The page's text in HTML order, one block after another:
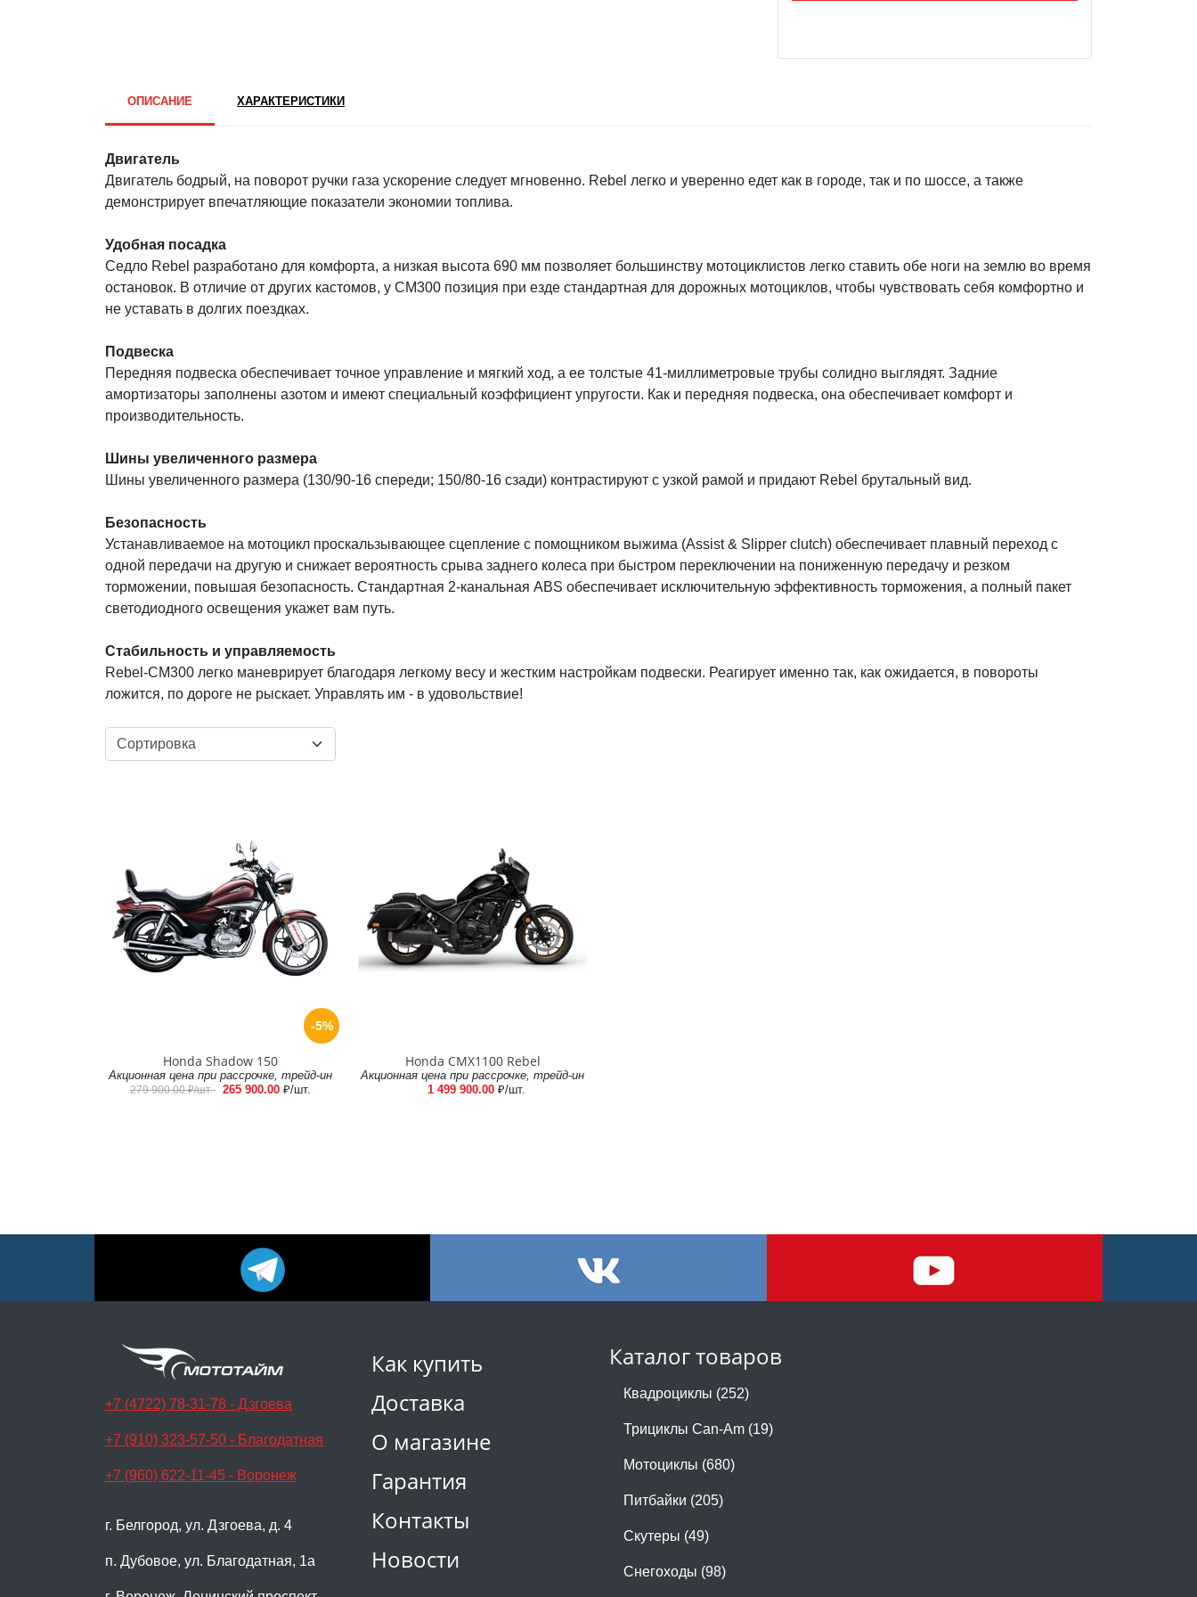
ОПИСАНИЕ ХАРАКТЕРИСТИКИ
Двигатель
Двигатель бодрый, на поворот ручки газа ускорение следует мгновенно. Rebel легко и уверенно едет как в городе, так и по шоссе, а также
демонстрирует впечатляющие показатели экономии топлива.
Удобная посадка
Седло Rebel разработано для комфорта, а низкая высота 690 мм позволяет большинству мотоциклистов легко ставить обе ноги на землю во время
остановок. В отличие от других кастомов, у CM300 позиция при езде стандартная для дорожных мотоциклов, чтобы чувствовать себя комфортно и
не уставать в долгих поездках.
Подвеска
Передняя подвеска обеспечивает точное управление и мягкий ход, а ее толстые 41-миллиметровые трубы солидно выглядят. Задние
амортизаторы заполнены азотом и имеют специальный коэффициент упругости. Как и передняя подвеска, она обеспечивает комфорт и
производительность.
Шины увеличенного размера
Шины увеличенного размера (130/90-16 спереди; 150/80-16 сзади) контрастируют с узкой рамой и придают Rebel брутальный вид.
Безопасность
Устанавливаемое на мотоцикл проскальзывающее сцепление с помощником выжима (Assist & Slipper clutch) обеспечивает плавный переход с
одной передачи на другую и снижает вероятность срыва заднего колеса при быстром переключении на пониженную передачу и резком
торможении, повышая безопасность. Стандартная 2-канальная ABS обеспечивает исключительную эффективность торможения, а полный пакет
светодиодного освещения укажет вам путь.
Стабильность и управляемость
Rebel-СМ300 легко маневрирует благодаря легкому весу и жестким настройкам подвески. Реагирует именно так, как ожидается, в повороты
ложится, по дороге не рыскает. Управлять им - в удовольствие!
-5%
Honda Shadow 150
Акционная цена при рассрочке, трейд-ин
279 900.00₽/шт. 265 900.00 ₽/шт.
Honda CMX1100 Rebel
Акционная цена при рассрочке, трейд-ин
1 499 900.00 ₽/шт.
Как купить
Доставка
О магазине
Гарантия
Контакты
Новости
Каталог товаров
Квадроциклы (252)
Трициклы Can-Am (19)
Мотоциклы (680)
Питбайки (205)
Скутеры (49)
Снегоходы (98)
+7 (4722) 78-31-78 - Дзгоева
+7 (910) 323-57-50 - Благодатная
+7 (960) 622-11-45 - Воронеж
г. Белгород, ул. Дзгоева, д. 4
п. Дубовое, ул. Благодатная, 1а